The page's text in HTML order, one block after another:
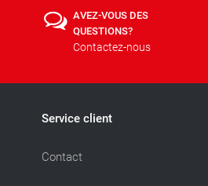
AVEZ-VOUS DES
QUESTIONS?
Contactez-nous
Service client
Contact